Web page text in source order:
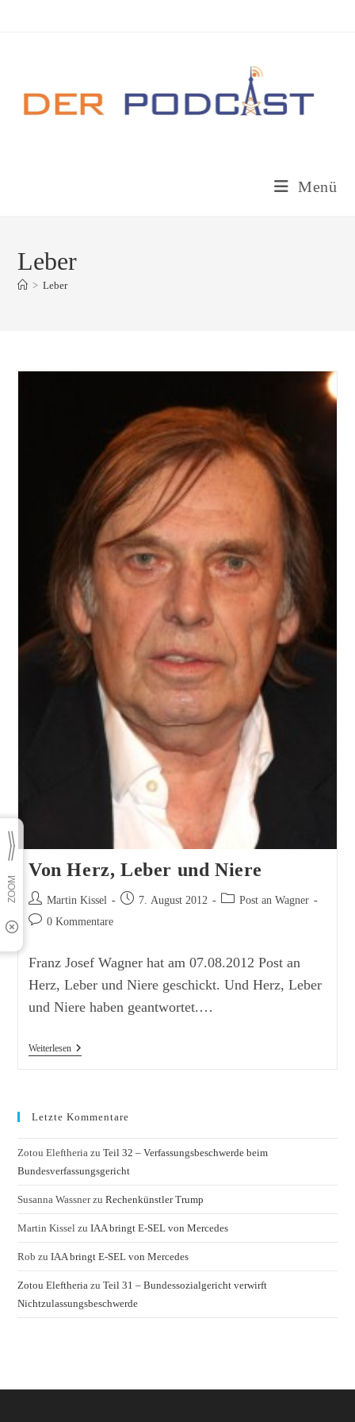
Menü
Leber
> Leber
Von Herz, Leber und Niere
Beitrags-
Autor:
Martin Kissel
Beitrag7. August 2012
Beitrags-
Post an Wagner
Beitrags-0 Kommentare
Franz Josef Wagner hat am 07.08.2012 Post an
Herz, Leber und Niere geschickt. Und Herz, Leber
und Niere haben geantwortet.…
WeiterlesenVon
Letzte Kommentare
Zotou Eleftheria zuTeil 32 – Verfassungsbeschwerde beim
Bundesverfassungsgericht
Susanna WassnerzuRechenkünstler Trump
Martin Kissel zuIAA bringt E-SEL von Mercedes
Rob zuIAA bringt E-SEL von Mercedes
Zotou Eleftheria zuTeil 31 – Bundessozialgericht verwirft
Nichtzulassungsbeschwerde